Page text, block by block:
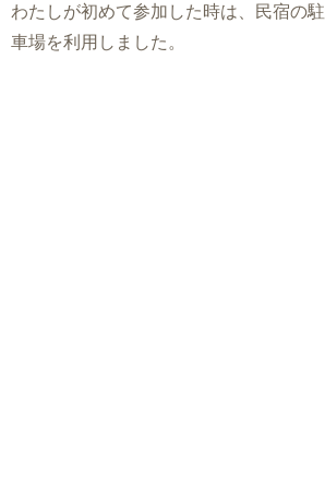
わたしが初めて参加した時は、民宿の駐
車場を利用しました。